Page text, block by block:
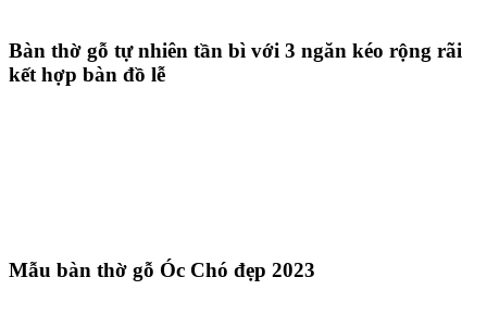
Bàn thờ gỗ tự nhiên tần bì với 3 ngăn kéo rộng rãi
kết hợp bàn đồ lễ
Mẫu bàn thờ gỗ Óc Chó đẹp 2023